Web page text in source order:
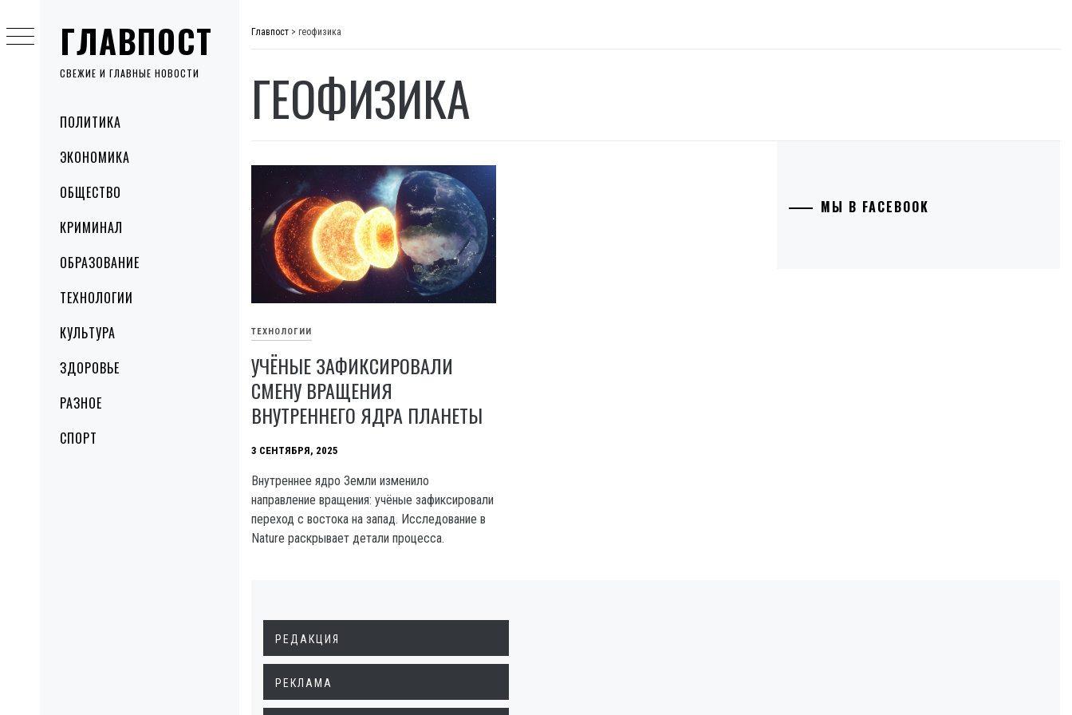
ГЛАВПОСТ
СВЕЖИЕ И ГЛАВНЫЕ НОВОСТИ
MenuПОЛИТИКА
ЭКОНОМИКА
ОБЩЕСТВО
КРИМИНАЛ
ОБРАЗОВАНИЕ
ТЕХНОЛОГИИ
КУЛЬТУРА
ЗДОРОВЬЕ
РАЗНОЕ
СПОРТ
to
content
Главпост > геофизика
ГЕОФИЗИКА
ТЕХНОЛОГИИ
УЧЁНЫЕ ЗАФИКСИРОВАЛИ
СМЕНУ ВРАЩЕНИЯ
ВНУТРЕННЕГО ЯДРА ПЛАНЕТЫ
3 СЕНТЯБРЯ, 2025
Внутреннее ядро Земли изменило
направление вращения: учёные зафиксировали
переход с востока на запад. Исследование в
Nature раскрывает детали процесса.
МЫ В FACEBOOK
РЕДАКЦИЯ
РЕКЛАМА